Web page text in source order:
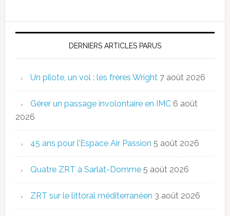
DERNIERS ARTICLES PARUS
Un pilote, un vol : les frères Wright 7 août 2026
Gérer un passage involontaire en IMC 6 août
2026
45 ans pour l’Espace Air Passion 5 août 2026
Quatre ZRT à Sarlat-Domme 5 août 2026
ZRT sur le littoral méditerranéen 3 août 2026